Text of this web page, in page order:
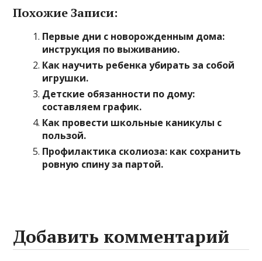
Похожие Записи:
Первые дни с новорожденным дома:
инструкция по выживанию.
Как научить ребенка убирать за собой
игрушки.
Детские обязанности по дому:
составляем график.
Как провести школьные каникулы с
пользой.
Профилактика сколиоза: как сохранить
ровную спину за партой.
Добавить комментарий